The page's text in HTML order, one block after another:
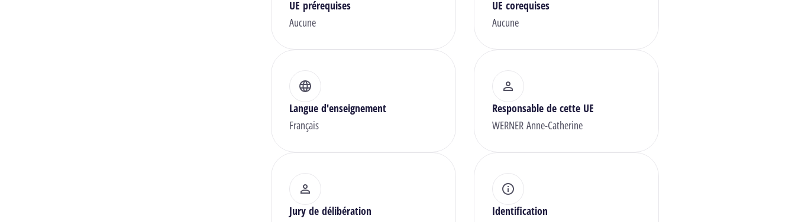
UE prérequises
Aucune
UE corequises
Aucune
Langue d'enseignement
Français
Responsable de cette UE
WERNER Anne-Catherine
Jury de délibération
Identification